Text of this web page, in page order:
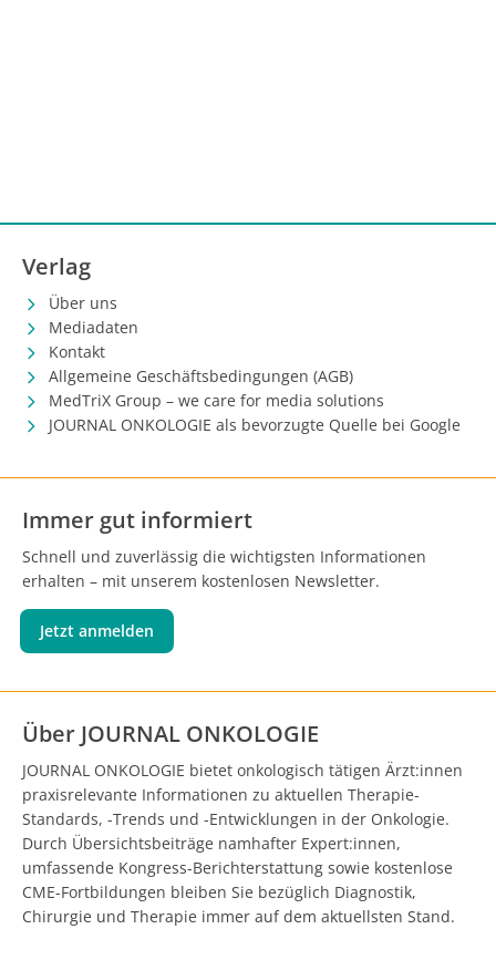
Verlag
Über uns
Mediadaten
Kontakt
Allgemeine Geschäftsbedingungen (AGB)
MedTriX Group – we care for media solutions
JOURNAL ONKOLOGIE als bevorzugte Quelle bei Google
Immer gut informiert
Schnell und zuverlässig die wichtigsten Informationen
erhalten – mit unserem kostenlosen Newsletter.
Jetzt anmelden
Über JOURNAL ONKOLOGIE
JOURNAL ONKOLOGIE bietet onkologisch tätigen Ärzt:innen
praxisrelevante Informationen zu aktuellen Therapie-
Standards, -Trends und -Entwicklungen in der Onkologie.
Durch Übersichtsbeiträge namhafter Expert:innen,
umfassende Kongress-Berichterstattung sowie kostenlose
CME-Fortbildungen bleiben Sie bezüglich Diagnostik,
Chirurgie und Therapie immer auf dem aktuellsten Stand.